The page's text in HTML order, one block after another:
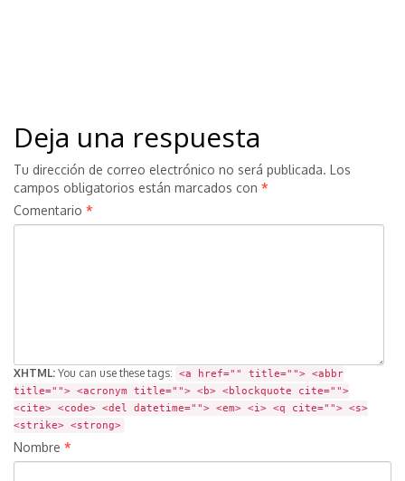
Deja una respuesta
Tu dirección de correo electrónico no será publicada. Los
campos obligatorios están marcados con *
Comentario *
XHTML: You can use these tags:
<a href="" title=""> <abbr
title=""> <acronym title=""> <b> <blockquote cite="">
<cite> <code> <del datetime=""> <em> <i> <q cite=""> <s>
<strike> <strong>
Nombre *